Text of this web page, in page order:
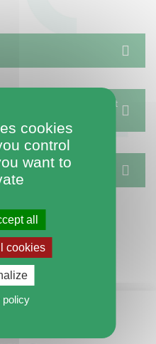
dans un établissement
cookies
control
want to
all
cookies
policy